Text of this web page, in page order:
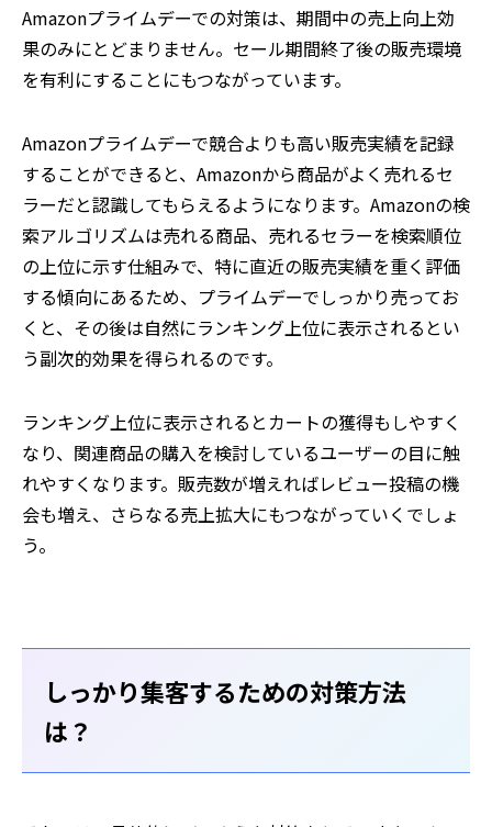
Amazonプライムデーでの対策は、期間中の売上向上効
果のみにとどまりません。セール期間終了後の販売環境
を有利にすることにもつながっています。
Amazonプライムデーで競合よりも高い販売実績を記録
することができると、Amazonから商品がよく売れるセ
ラーだと認識してもらえるようになります。Amazonの検
索アルゴリズムは売れる商品、売れるセラーを検索順位
の上位に示す仕組みで、特に直近の販売実績を重く評価
する傾向にあるため、プライムデーでしっかり売ってお
くと、その後は自然にランキング上位に表示されるとい
う副次的効果を得られるのです。
ランキング上位に表示されるとカートの獲得もしやすく
なり、関連商品の購入を検討しているユーザーの目に触
れやすくなります。販売数が増えればレビュー投稿の機
会も増え、さらなる売上拡大にもつながっていくでしょ
う。
しっかり集客するための対策方法
は？